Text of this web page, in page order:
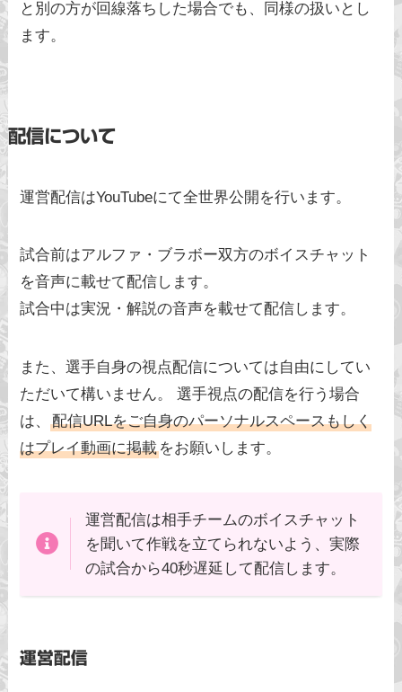
と別の方が回線落ちした場合でも、同様の扱いとし
ます。
配信について
運営配信はYouTubeにて全世界公開を行います。
試合前はアルファ・ブラボー双方のボイスチャット
を音声に載せて配信します。
試合中は実況・解説の音声を載せて配信します。
また、選手自身の視点配信については自由にしてい
ただいて構いません。 選手視点の配信を行う場合
は、配信URLをご自身のパーソナルスペースもしく
はプレイ動画に掲載をお願いします。
運営配信は相手チームのボイスチャット
を聞いて作戦を立てられないよう、実際
の試合から40秒遅延して配信します。
運営配信